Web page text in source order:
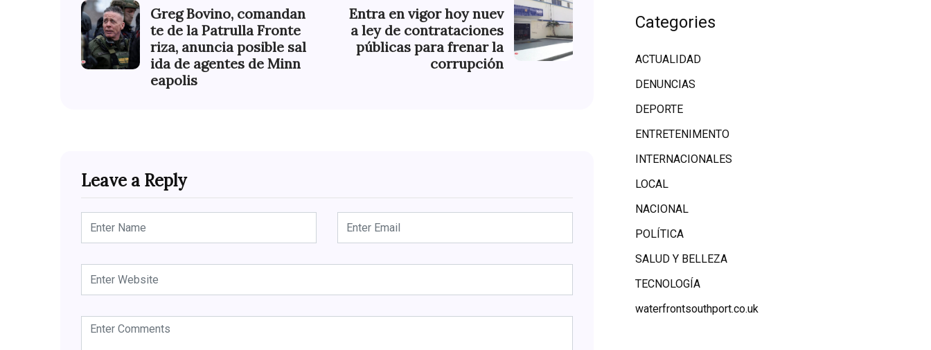
Greg Bovino, comandan
te de la Patrulla Fronte
riza, anuncia posible sal
ida de agentes de Minn
eapolis
Entra en vigor hoy nuev
a ley de contrataciones
públicas para frenar la
corrupción
Leave a Reply
Categories
ACTUALIDAD
DENUNCIAS
DEPORTE
ENTRETENIMENTO
INTERNACIONALES
LOCAL
NACIONAL
POLÍTICA
SALUD Y BELLEZA
TECNOLOGÍA
waterfrontsouthport.co.uk